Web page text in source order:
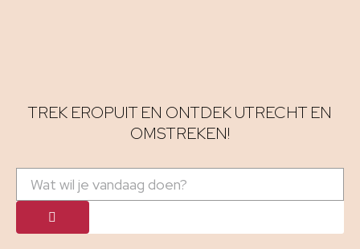
TREK EROPUIT EN ONTDEK UTRECHT EN
OMSTREKEN!